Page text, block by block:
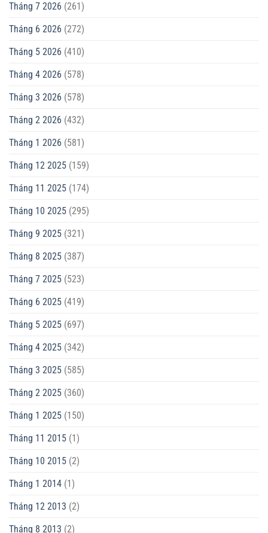
Tháng 7 2026 (261)
Tháng 6 2026 (272)
Tháng 5 2026 (410)
Tháng 4 2026 (578)
Tháng 3 2026 (578)
Tháng 2 2026 (432)
Tháng 1 2026 (581)
Tháng 12 2025 (159)
Tháng 11 2025 (174)
Tháng 10 2025 (295)
Tháng 9 2025 (321)
Tháng 8 2025 (387)
Tháng 7 2025 (523)
Tháng 6 2025 (419)
Tháng 5 2025 (697)
Tháng 4 2025 (342)
Tháng 3 2025 (585)
Tháng 2 2025 (360)
Tháng 1 2025 (150)
Tháng 11 2015 (1)
Tháng 10 2015 (2)
Tháng 1 2014 (1)
Tháng 12 2013 (2)
Tháng 8 2013 (2)